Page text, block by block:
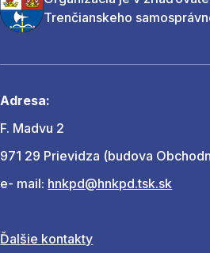
Trenčianskeho
Adresa:
F. Madvu 2
971 29 Prievidza (budova
e- mail: hnkpd@hnkpd.tsk.sk
Ďalšie kontakty